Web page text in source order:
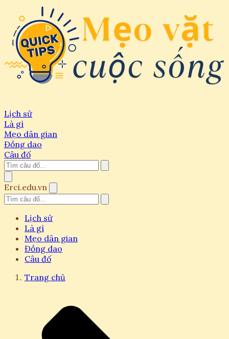
Lịch sử
Là gì
Mẹo dân gian
Đồng dao
Câu đố
Erci.edu.vn
Lịch sử
Là gì
Mẹo dân gian
Đồng dao
Câu đố
Trang chủ